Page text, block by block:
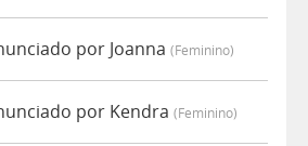
por Joanna (feminino)
por Kendra (feminino)